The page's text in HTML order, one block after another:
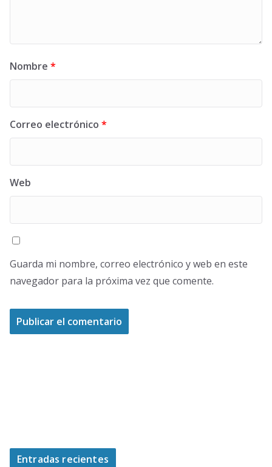
Nombre *
Correo electrónico *
Web
Guarda mi nombre, correo electrónico y web en este
navegador para la próxima vez que comente.
Entradas recientes